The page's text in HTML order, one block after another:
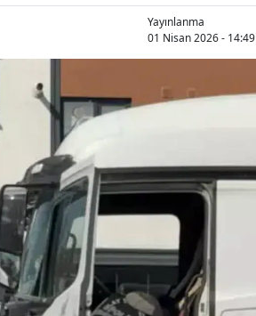
Bingöl
Bitlis
Çanakkale
Çorum
Denizli
Yayınlanma
01 Nisan 2026 - 14:49